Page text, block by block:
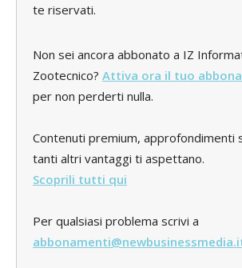
te riservati.
Non sei ancora abbonato a IZ
Zootecnico? Attiva ora il tuo
per non perderti nulla.
Contenuti premium, approfondimenti
tanti altri vantaggi ti aspettano.
Scoprili tutti qui
Per qualsiasi problema scrivi a